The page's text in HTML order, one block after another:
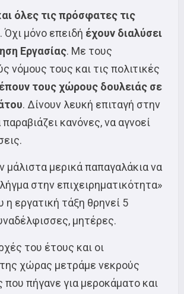
όλες τις πρόσφατες τις
. Όχι μόνο επειδή έχουν διαλύσει
Εργασίας. Με τους
νόμους τους και τις πολιτικές
τους χώρους δουλειάς σε
. Δίνουν λευκή επιταγή στην
κανόνες, να αγνοεί
μάλιστα μερικά παπαγαλάκια να
στην επιχειρηματικότητα»
η εργατική τάξη θρηνεί 5
μητέρες.
του έτους και οι
χώρας μετράμε νεκρούς
πήγανε για μεροκάματο και